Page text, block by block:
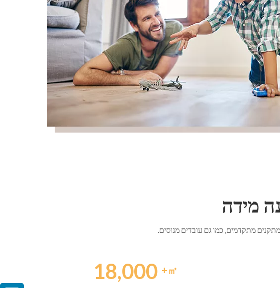
מידה
מתקדמים, כמו גם עובדים מנוסים.
18,000 ㎡+